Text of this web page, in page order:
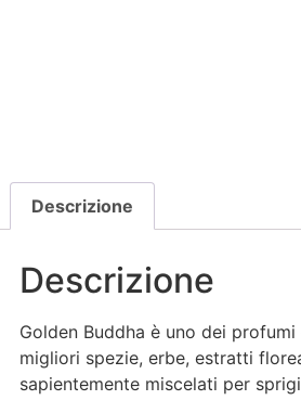
Descrizione
Descrizione
Golden Buddha è uno dei
migliori spezie, erbe, estratti
sapientemente miscelati per